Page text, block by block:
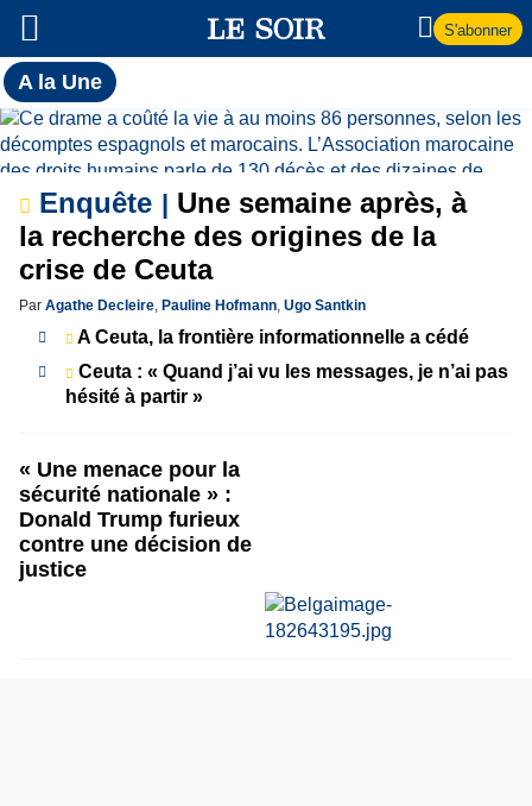
S'abonner
A la UneToutes
l'actualité
du Soir
A
la
Une
Enquête
Une semaine après, à
la recherche des origines de la
crise de Ceuta
Par Agathe Decleire, Pauline Hofmann, Ugo Santkin
A Ceuta, la frontière informationnelle a cédé
Ceuta : « Quand j’ai vu les messages, je n’ai pas
hésité à partir »
« Une menace pour la
sécurité nationale » :
Donald Trump furieux
contre une décision de
justice